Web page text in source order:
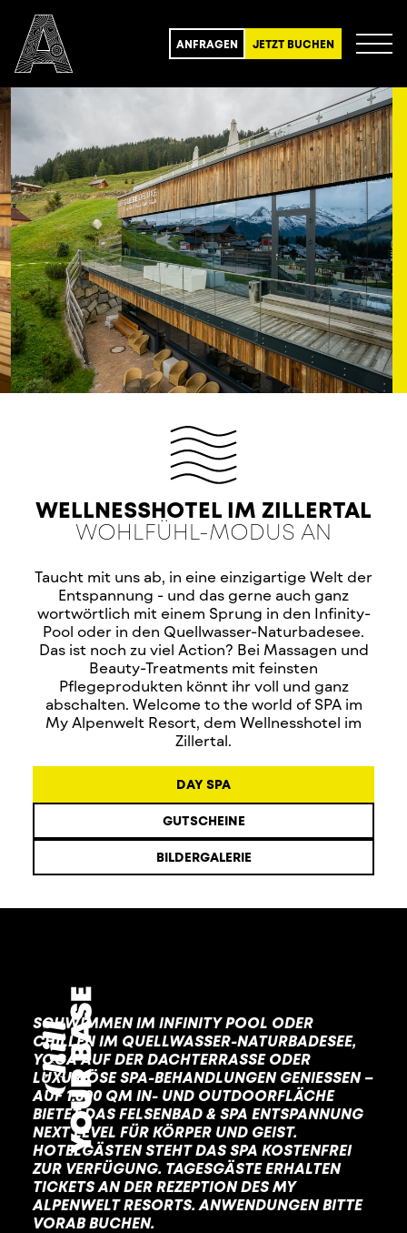
ANFRAGEN JETZT BUCHEN
WELLNESSHOTEL IM ZILLERTAL
WOHLFÜHL-MODUS AN
Taucht mit uns ab, in eine einzigartige Welt der
Entspannung - und das gerne auch ganz
wortwörtlich mit einem Sprung in den Infinity-
Pool oder in den Quellwasser-Naturbadesee.
Das ist noch zu viel Action? Bei Massagen und
Beauty-Treatments mit feinsten
Pflegeprodukten könnt ihr voll und ganz
abschalten. Welcome to the world of SPA im
My Alpenwelt Resort, dem Wellnesshotel im
Zillertal.
DAY SPA
GUTSCHEINE
BILDERGALERIE
SCHWIMMEN IM INFINITY POOL ODER
CHILLEN IM QUELLWASSER-NATURBADESEE,
YOGA AUF DER DACHTERRASSE ODER
LUXURIÖSE SPA-BEHANDLUNGEN GENIESSEN – A
UF 1.600 QM IN- UND OUTDOORFLÄCHE B
IETET DAS FELSENBAD & SPA ENTSPANNUNG N
EXT LEVEL FÜR KÖRPER UND GEIST. H
OTELGÄSTEN STEHT DAS SPA KOSTENFREI Z
UR VERFÜGUNG. TAGESGÄSTE ERHALTEN T
ICKETS AN DER REZEPTION DES MY A
LPENWELT RESORTS. ANWENDUNGEN BITTE V
ORAB BUCHEN.